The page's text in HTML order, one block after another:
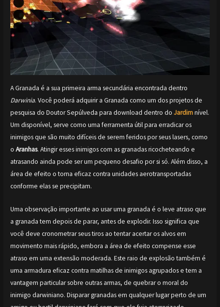
A Granada é a sua primeira arma secundária encontrada dentro
Darwinia. Você poderá adquirir a Granada como um dos projetos de
pesquisa do Doutor Sepúlveda para download dentro doJardimnível.
Um disponível, serve como uma ferramenta útil para erradicar os
inimigos que são muito difíceis de serem feridos por seus lasers, como
oAranhas. Atingir esses inimigos com as granadas ricocheteando e
atrasando ainda pode ser um pequeno desafio por si só. Além disso, a
área de efeito o torna eficaz contra unidades aerotransportadas
conforme elas se precipitam.
Uma observação importante ao usar uma granada é o leve atraso que
a granada tem depois de parar, antes de explodir. Isso significa que
você deve cronometrar seus tiros ao tentar acertar os alvos em
movimento mais rápido, embora a área de efeito compense esse
atraso em uma extensão moderada. Este raio de explosão também é
uma armadura eficaz contra matilhas de inimigos agrupados e tem a
vantagem particular sobre outras armas, de quebrar o moral do
inimigo darwiniano. Disparar granadas em qualquer lugar perto de um